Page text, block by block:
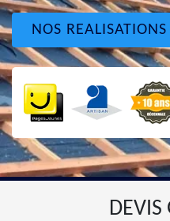
NOS REALISATIONS
DEVIS